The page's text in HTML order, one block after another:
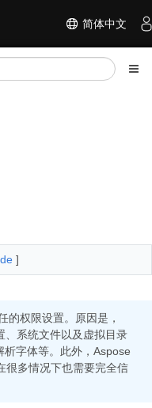
简体中文
]
的权限设置。原因是，
、系统文件以及虚拟目录
析字体等。此外，Aspose
很多情况下也需要完全信